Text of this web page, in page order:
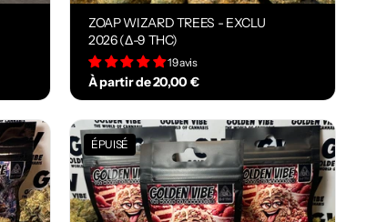
ZOAP WIZARD TREES - EXCLU
2026 (Δ-9 THC)
19 avis
À partir de 20,00 €
ÉPUISÉ